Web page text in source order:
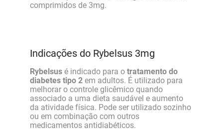
comprimidos de 3mg.
Indicações do Rybelsus 3mg
Rybelsus é indicado para o tratamento do
diabetes tipo 2 em adultos. É utilizado para
melhorar o controle glicêmico quando
associado a uma dieta saudável e aumento
da atividade física. Pode ser utilizado sozinho
ou em combinação com outros
medicamentos antidiabéticos.